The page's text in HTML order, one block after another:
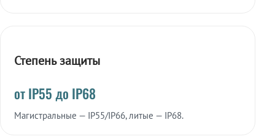
Степень защиты
от IP55 до IP68
Магистральные — IP55/IP66, литые — IP68.